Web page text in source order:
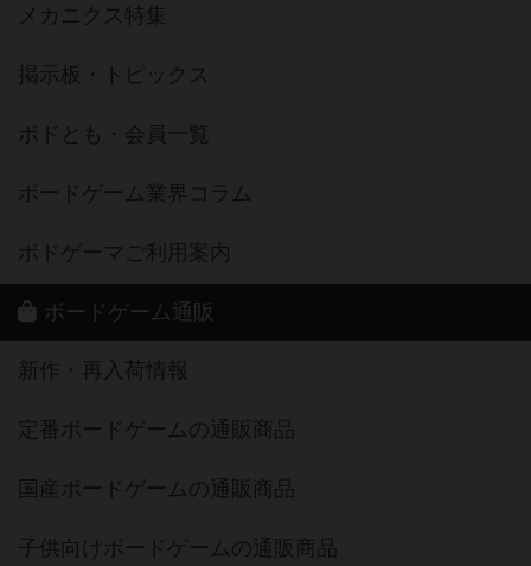
メカニクス特集
掲示板・トピックス
ボドとも・会員一覧
ボードゲーム業界コラム
ボドゲーマご利用案内
ボードゲーム通販
新作・再入荷情報
定番ボードゲームの通販商品
国産ボードゲームの通販商品
子供向けボードゲームの通販商品